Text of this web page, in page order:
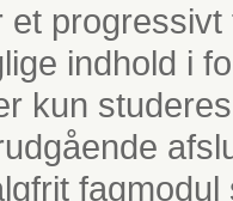
et
indhold i
kun